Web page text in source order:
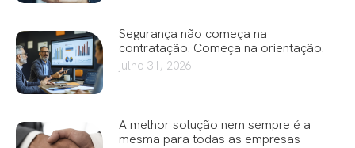
Segurança não começa na
contratação. Começa na orientação.
julho 31, 2026
A melhor solução nem sempre é a
mesma para todas as empresas